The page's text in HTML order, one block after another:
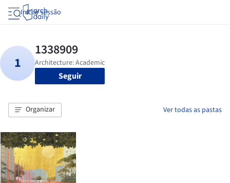
Iniciar sessão
Seguir
Organizar Ver todas as pastas